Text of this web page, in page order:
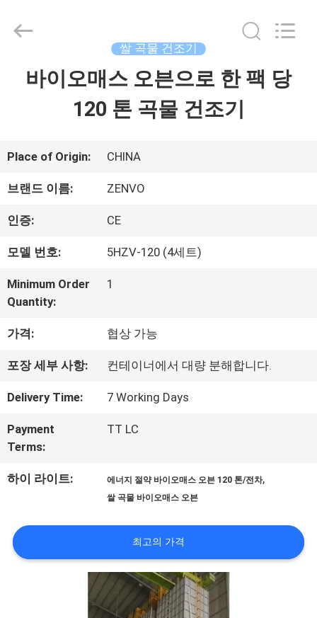
품
우
리
대
하
여
장
여
품
2026
쌀 곡물 건조기
바이오매스 오븐으로 한 팩 당
120 톤 곡물 건조기
Place of Origin: CHINA
브랜드 이름: ZENVO
인증: CE
모델 번호: 5HZV-120 (4세트)
Minimum Order
Quantity:
1
가격: 협상 가능
포장 세부 사항: 컨테이너에서 대량 분해합니다.
Delivery Time: 7 Working Days
Payment
Terms:
TT LC
하이 라이트: 에너지 절약 바이오매스 오븐 120 톤/전차,
쌀 곡물 바이오매스 오븐
최고의 가격